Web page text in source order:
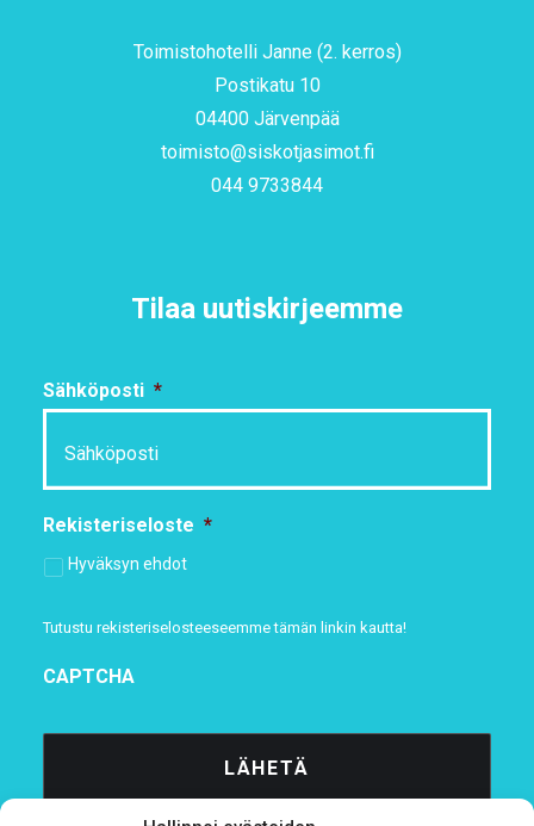
Toimistohotelli Janne (2. kerros)
Postikatu 10
04400 Järvenpää
toimisto@siskotjasimot.fi
044 9733844
Tilaa uutiskirjeemme
Sähköposti *
Rekisteriseloste *
Hyväksyn ehdot
Tutustu rekisteriselosteeseemmetämän linkin kautta!
CAPTCHA